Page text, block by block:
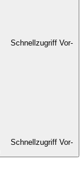
Schnellzugriff Vor-
Schnellzugriff Vor-